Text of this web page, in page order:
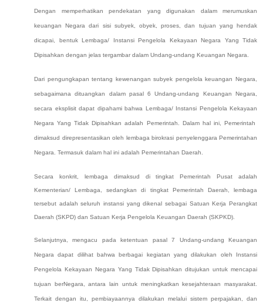
Dengan memperhatikan pendekatan yang digunakan dalam merumuskan
keuangan Negara dari sisi subyek, obyek, proses, dan tujuan yang hendak
dicapai, bentuk Lembaga/ Instansi Pengelola Kekayaan Negara Yang Tidak
Dipisahkan dengan jelas tergambar dalam Undang-undang Keuangan Negara.
Dari pengungkapan tentang kewenangan subyek pengelola keuangan Negara,
sebagaimana dituangkan dalam pasal 6 Undang-undang Keuangan Negara,
secara eksplisit dapat dipahami bahwa Lembaga/ Instansi Pengelola Kekayaan
Negara Yang Tidak Dipisahkan adalah Pemerintah. Dalam hal ini, Pemerintah
dimaksud direpresentasikan oleh lembaga birokrasi penyelenggara Pemerintahan
Negara. Termasuk dalam hal ini adalah Pemerintahan Daerah.
Secara konkrit, lembaga dimaksud di tingkat Pemerintah Pusat adalah
Kementerian/ Lembaga, sedangkan di tingkat Pemerintah Daerah, lembaga
tersebut adalah seluruh instansi yang dikenal sebagai Satuan Kerja Perangkat
Daerah (SKPD) dan Satuan Kerja Pengelola Keuangan Daerah (SKPKD).
Selanjutnya, mengacu pada ketentuan pasal 7 Undang-undang Keuangan
Negara dapat dilihat bahwa berbagai kegiatan yang dilakukan oleh Instansi
Pengelola Kekayaan Negara Yang Tidak Dipisahkan ditujukan untuk mencapai
tujuan berNegara, antara lain untuk meningkatkan kesejahteraan masyarakat.
Terkait dengan itu, pembiayaannya dilakukan melalui sistem perpajakan, dan